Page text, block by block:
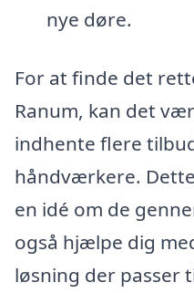
nye døre.
For at finde det
Ranum, kan det
indhente flere
håndværkere.
en idé om de
også hjælpe dig
løsning der passer